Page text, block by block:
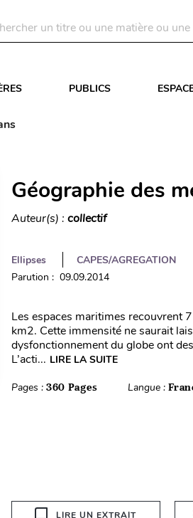
PUBLICS
Géographie des
Auteur(s) : collectif
Ellipses
CAPES/AGREGATION
Parution : 09.09.2014
Les espaces maritimes recouvrent
km2. Cette immensité ne saurait
dysfonctionnement du globe ont
L’acti... LIRE LA SUITE
Pages : 360 Pages Langue :
LIRE UN EXTRAIT